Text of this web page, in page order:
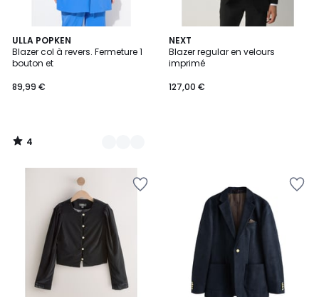
ULLA POPKEN
Blazer col à revers. Fermeture 1
bouton et
89,99 €
4
/
5
4
Couleurs
4
/
NEXT
Blazer regular en velours
imprimé
127,00 €